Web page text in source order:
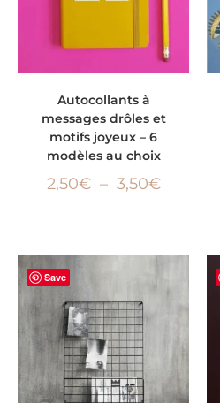
Autocollants à
messages drôles et
motifs joyeux – 6
modèles au choix
2,50€ – 3,50€
Save